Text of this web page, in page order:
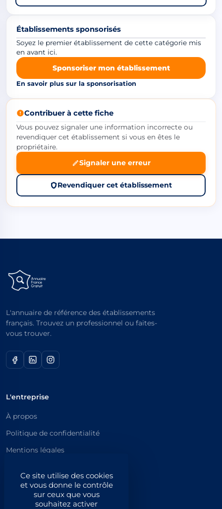
Ce site utilise des cookies
et vous donne le contrôle
sur ceux que vous
souhaitez activer
Établissements sponsorisés
Soyez le premier établissement de cette catégorie mis
en avant ici.
Sponsoriser mon établissement
En savoir plus sur la sponsorisation
Contribuer à cette fiche
Vous pouvez signaler une information incorrecte ou
revendiquer cet établissement si vous en êtes le
propriétaire.
Signaler une erreur
Revendiquer cet établissement
L'annuaire de référence des établissements
français. Trouvez un professionnel ou faites-
vous trouver.
L'entreprise
À propos
Politique de confidentialité
Mentions légales
Catégories principales
Catégories